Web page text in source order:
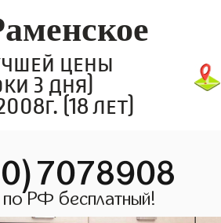
цены
3 дня)
(18 лет)
РФ бесплатный!